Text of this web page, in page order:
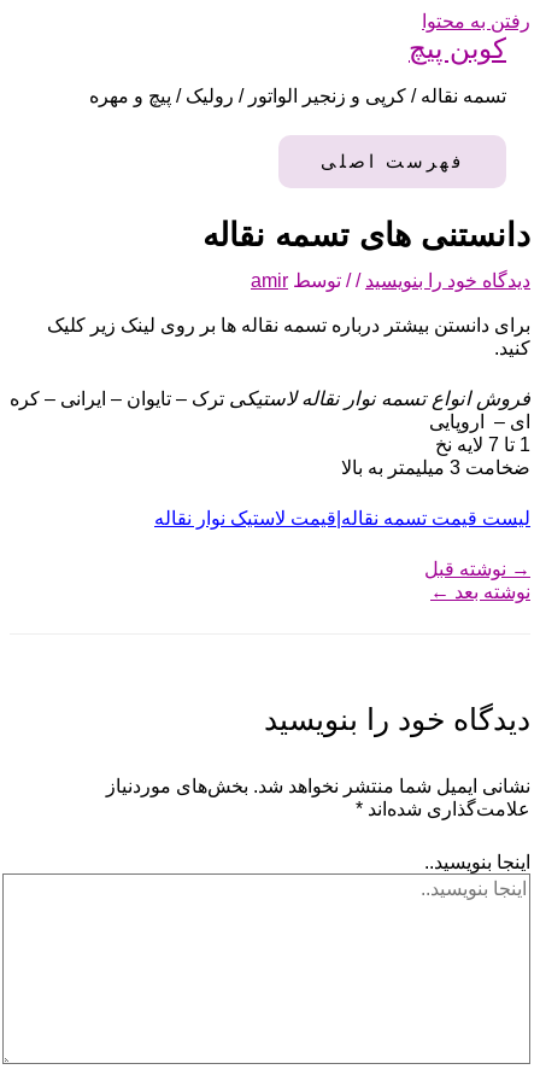
رفتن به محتوا
کوبن پیچ
تسمه نقاله / کرپی و زنجیر الواتور / رولیک / پیچ و مهره
فهرست اصلی
دانستنی های تسمه نقاله
دیدگاه‌ خود را بنویسید // توسط amir
برای دانستن بیشتر درباره تسمه نقاله ها بر روی لینک زیر کلیک
کنید.
فروش انواع تسمه نوار نقاله لاستیکی ترک – تایوان – ایرانی – کره
ای – اروپایی
1 تا 7 لایه نخ
ضخامت 3 میلیمتر به بالا
لیست قیمت تسمه نقاله|قیمت لاستیک نوار نقاله
→ نوشته قبل
نوشته بعد ←
دیدگاه‌ خود را بنویسید
نشانی ایمیل شما منتشر نخواهد شد. بخش‌های موردنیاز
علامت‌گذاری شده‌اند *
اینجا بنویسید..